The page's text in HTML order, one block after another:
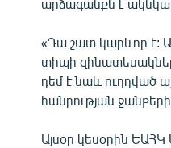
արձագանքն է
«Դա շատ կարևոր է:
տիպի
դեմ է նաև ուղղված
հանրության
Այսօր կեսօրին